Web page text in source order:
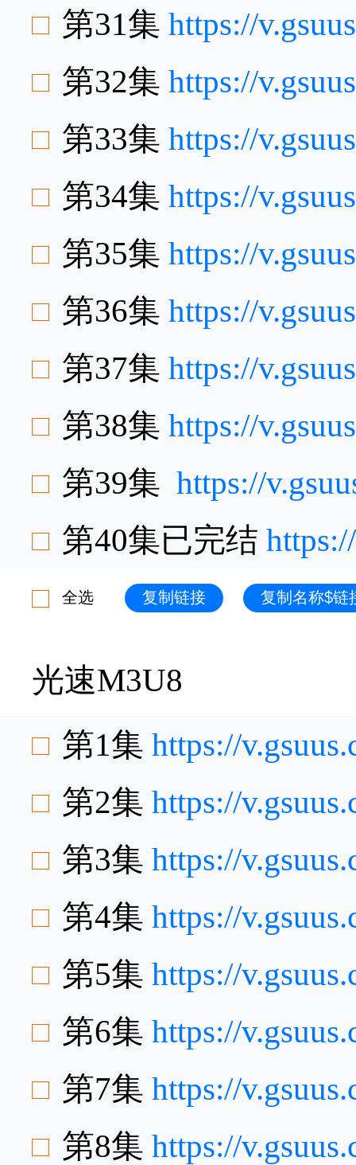
第31集 https://
第32集 https://
第33集 https://
第34集 https://
第35集 https://
第36集 https://
第37集 https://
第38集 https://
第39集 https://
第40集已完结
全选 复制链接 复制名称$链
光速M3U8
第1集 https://
第2集 https://
第3集 https://
第4集 https://
第5集 https://
第6集 https://
第7集 https://
第8集 https://